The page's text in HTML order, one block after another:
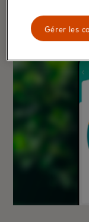
Gérer les